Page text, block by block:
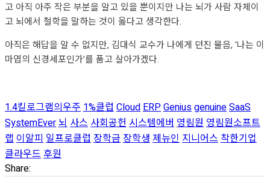
고 아직 아주 작은 부분을 알고 있을 뿐이지만 나는 뇌가 사람 자체이
고 뇌에서 철학을 말하는 것이 옳다고 생각한다.
아직은 해답을 알 수 없지만, 김대식 교수가 나에게 던진 물음, ‘나는 이
마엽의 신경세포인가’를 품고 살아가겠다.
1.4킬로그램의우주1%클럽CloudERPGeniusgenuineSaaS
SystemEver뇌사스사회공헌시스템에버영림원영림원소프트
랩이알피일프로클럽장학금장학생제뉴인지니어스착한기업
클라우드후원
Share: